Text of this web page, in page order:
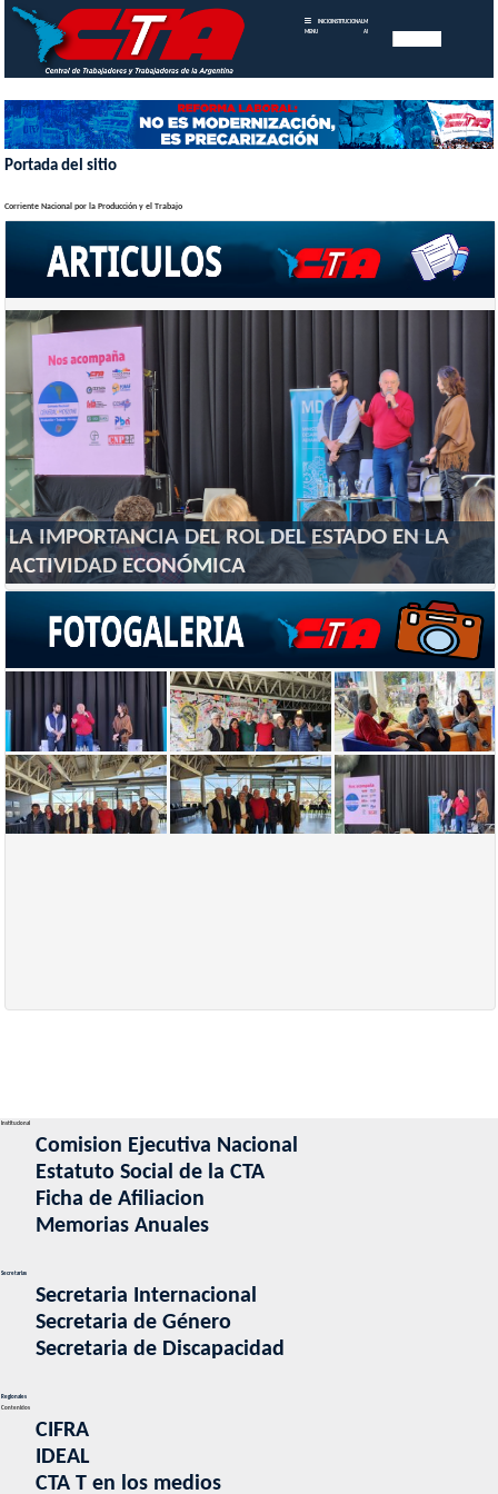
MENU
INICIOINSTITUCIONAL MEMORIAS
ANUALES
Portada del sitio
Corriente Nacional por la Producción y el Trabajo
LA IMPORTANCIA DEL ROL DEL ESTADO EN LA
ACTIVIDAD ECONÓMICA
Institucional
Comision Ejecutiva Nacional
Estatuto Social de la CTA
Ficha de Afiliacion
Memorias Anuales
Secretarias
Secretaria Internacional
Secretaria de Género
Secretaria de Discapacidad
Regionales
Contenidos
CIFRA
IDEAL
CTA T en los medios